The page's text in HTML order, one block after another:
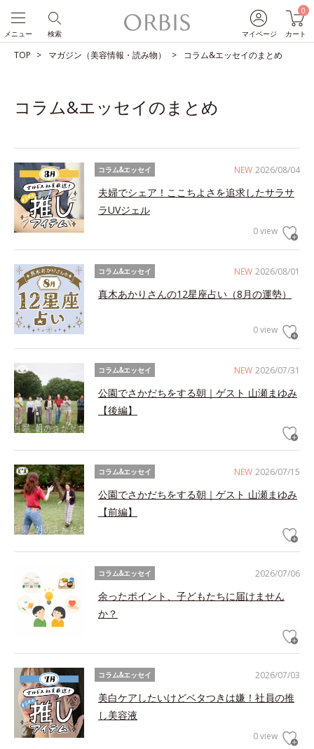
マイページ
0
カート
検索
メニュー
TOP マガジン（美容情報・読み物） コラム&エッセイのまとめ
コラム&エッセイのまとめ
NEW 2026/08/04
コラム&エッセイ
夫婦でシェア！ここちよさを追求したサラサ
ラUVジェル
0 view
NEW 2026/08/01
コラム&エッセイ
真木あかりさんの12星座占い（8月の運勢）
0 view
NEW 2026/07/31
コラム&エッセイ
公園でさかだちをする朝｜ゲスト 山瀬まゆみ
【後編】
NEW 2026/07/15
コラム&エッセイ
公園でさかだちをする朝｜ゲスト 山瀬まゆみ
【前編】
2026/07/06
コラム&エッセイ
余ったポイント、子どもたちに届けません
か？
2026/07/03
コラム&エッセイ
美白ケアしたいけどベタつきは嫌！社員の推
し美容液
0 view